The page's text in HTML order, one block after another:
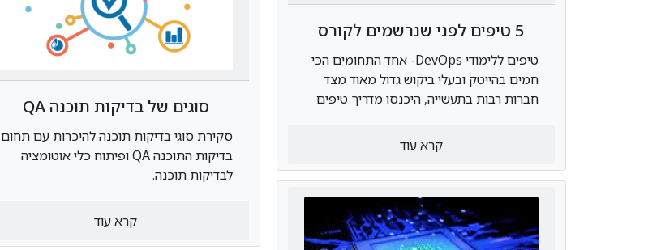
סוגים של בדיקות תוכנה QA
סקירת סוגי בדיקות תוכנה להיכרות עם תחום
בדיקות התוכנה QA ופיתוח כלי אוטומציה
לבדיקות תוכנה.
קרא עוד
5 טיפים לפני שנרשמים לקורס
לימודי DevOps
טיפים ללימודי DevOps- אחד התחומים הכי
חמים בהייטק ובעלי ביקוש גדול מאוד מצד
חברות רבות בתעשייה, היכנסו מדריך טיפים
קרא עוד